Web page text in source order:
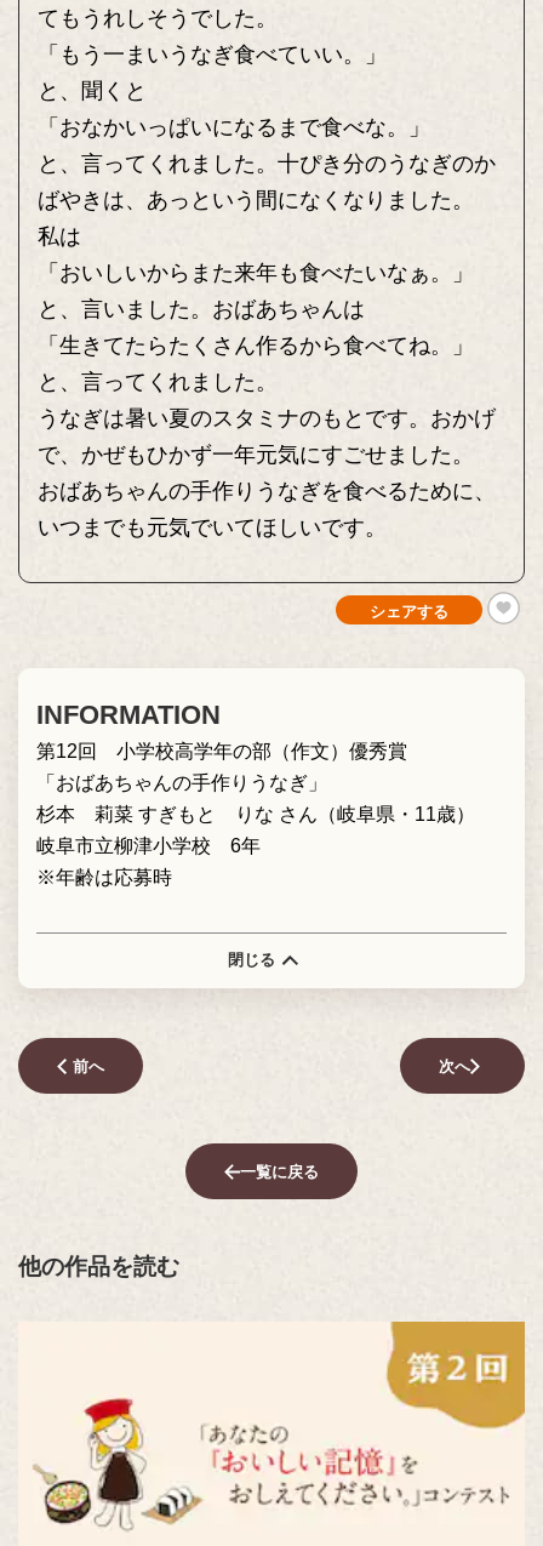
てもうれしそうでした。
「もう一まいうなぎ食べていい。」
と、聞くと
「おなかいっぱいになるまで食べな。」
と、言ってくれました。十ぴき分のうなぎのか
ばやきは、あっという間になくなりました。
私は
「おいしいからまた来年も食べたいなぁ。」
と、言いました。おばあちゃんは
「生きてたらたくさん作るから食べてね。」
と、言ってくれました。
うなぎは暑い夏のスタミナのもとです。おかげ
で、かぜもひかず一年元気にすごせました。
おばあちゃんの手作りうなぎを食べるために、
いつまでも元気でいてほしいです。
シェアする
INFORMATION
第12回 小学校高学年の部（作文）優秀賞
「おばあちゃんの手作りうなぎ」
杉本 莉菜 すぎもと りな さん（岐阜県・11歳）
岐阜市立柳津小学校 6年
※年齢は応募時
閉じる
前へ 次へ
一覧に戻る
他の作品を読む